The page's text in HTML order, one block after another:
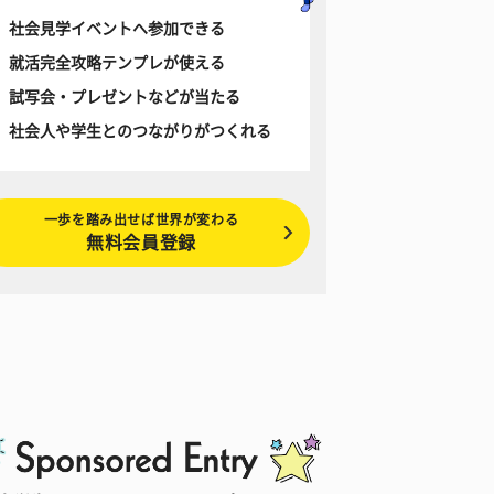
社会見学イベントへ参加できる
就活完全攻略テンプレが使える
試写会・プレゼントなどが当たる
社会人や学生とのつながりがつくれる
一歩を踏み出せば世界が変わる
無料会員登録